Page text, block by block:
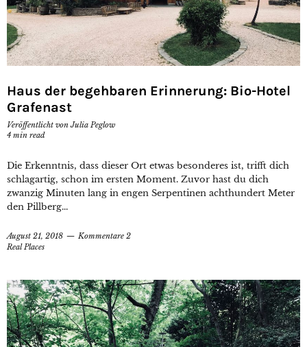
Haus der begehbaren Erinnerung: Bio-Hotel
Grafenast
Veröffentlicht vonJulia Peglow
4 min read
Die Erkenntnis, dass dieser Ort etwas besonderes ist, trifft dich
schlagartig, schon im ersten Moment. Zuvor hast du dich
zwanzig Minuten lang in engen Serpentinen achthundert Meter
den Pillberg...
August 21, 2018
Kommentare 2
Real Places